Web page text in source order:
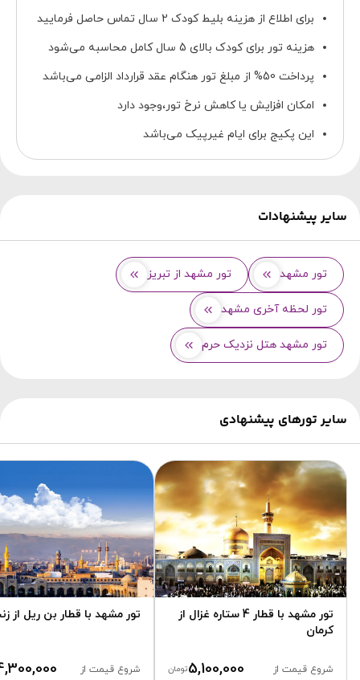
برای اطلاع از هزینه بلیط کودک 2 سال تماس حاصل فرمایید
هزینه تور برای کودک بالای 5 سال کامل محاسبه می‌شود
پرداخت 50% از مبلغ تور هنگام عقد قرارداد الزامی می‌باشد
امکان افزایش یا کاهش نرخ تور،وجود دارد
این پکیج برای ایام غیرپیک می‌باشد
سایر پیشنهادات
تور مشهد تور مشهد از تبریز
تور لحظه آخری مشهد
تور مشهد هتل نزدیک حرم
سایر تورهای پیشنهادی
تور مشهد با قطار 4 ستاره غزال از
کرمان
شروع قیمت از 5,100,000تومان
تور مشهد با قطار بن ریل از
شروع قیمت از